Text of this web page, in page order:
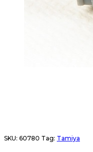
SKU: 60780 Tag: Tamiya